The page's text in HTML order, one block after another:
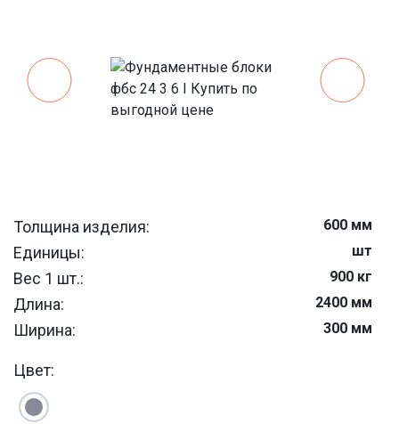
Толщина изделия: 600 мм
Единицы: шт
Вес 1 шт.: 900 кг
Длина: 2400 мм
Ширина: 300 мм
Цвет: